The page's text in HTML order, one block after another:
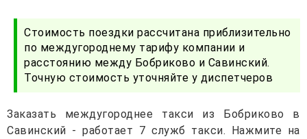
Стоимость поездки рассчитана приблизительно
по междугороднему тарифу компании и
расстоянию между Бобриково и Савинский.
Точную стоимость уточняйте у диспетчеров
Заказать междугороднее такси из Бобриково в
Савинский - работает 7 служб такси. Нажмите на